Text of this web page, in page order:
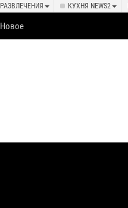
РАЗВЛЕЧЕНИЯ КУХНЯ NEWS2
Новое